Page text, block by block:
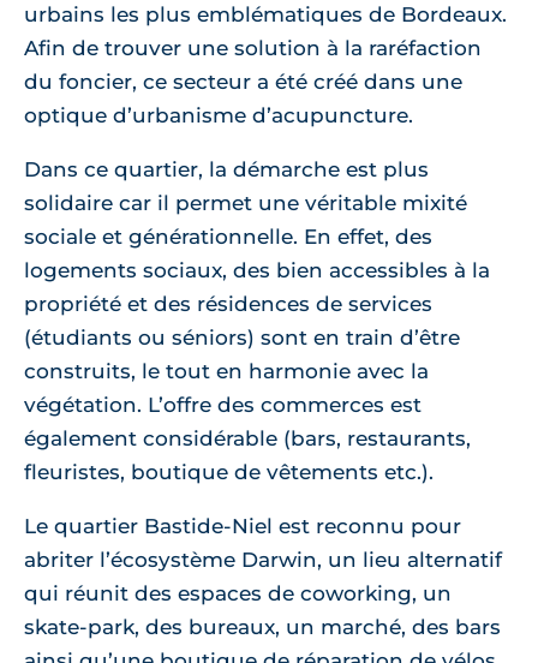
urbains les plus emblématiques de Bordeaux.
Afin de trouver une solution à la raréfaction
du foncier, ce secteur a été créé dans une
optique d’urbanisme d’acupuncture.
Dans ce quartier, la démarche est plus
solidaire car il permet une véritable mixité
sociale et générationnelle. En effet, des
logements sociaux, des bien accessibles à la
propriété et des résidences de services
(étudiants ou séniors) sont en train d’être
construits, le tout en harmonie avec la
végétation. L’offre des commerces est
également considérable (bars, restaurants,
fleuristes, boutique de vêtements etc.).
Le quartier Bastide-Niel est reconnu pour
abriter l’écosystème Darwin, un lieu alternatif
qui réunit des espaces de coworking, un
skate-park, des bureaux, un marché, des bars